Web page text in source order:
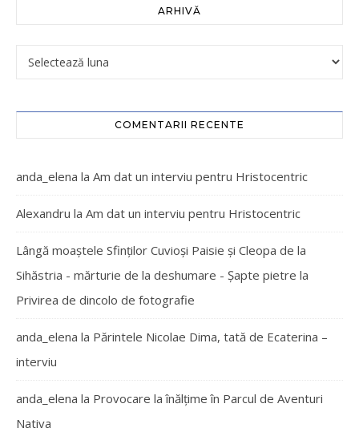
ARHIVĂ
COMENTARII RECENTE
anda_elena la Am dat un interviu pentru Hristocentric
Alexandru la Am dat un interviu pentru Hristocentric
Lângă moaștele Sfinților Cuvioși Paisie și Cleopa de la
Sihăstria - mărturie de la deshumare - Şapte pietre la
Privirea de dincolo de fotografie
anda_elena la Părintele Nicolae Dima, tată de Ecaterina –
interviu
anda_elena la Provocare la înălțime în Parcul de Aventuri
Nativa